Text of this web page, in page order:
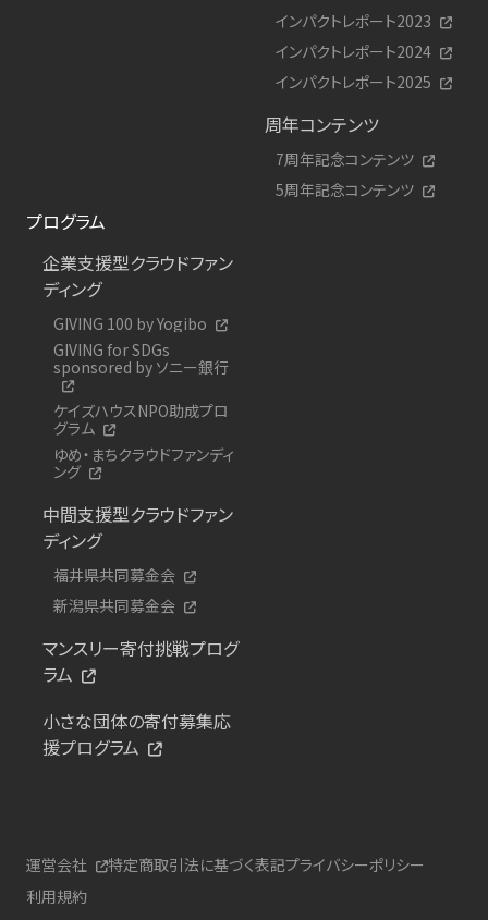
インパクトレポート2023
インパクトレポート2024
インパクトレポート2025
周年コンテンツ
7周年記念コンテンツ
5周年記念コンテンツ
プログラム
企業支援型クラウドファン
ディング
GIVING 100 by Yogibo
GIVING for SDGs
sponsored by ソニー銀行
ケイズハウスNPO助成プロ
グラム
ゆめ・まちクラウドファンディ
ング
中間支援型クラウドファン
ディング
福井県共同募金会
新潟県共同募金会
マンスリー寄付挑戦プログ
ラム
小さな団体の寄付募集応
援プログラム
運営会社 特定商取引法に基づく表記プライバシーポリシー
利用規約